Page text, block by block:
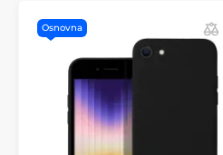
Osnovna